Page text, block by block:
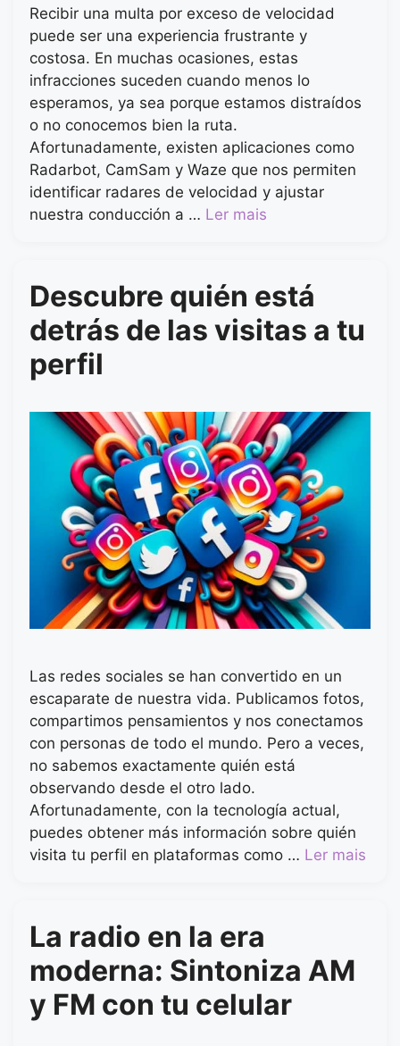
Recibir una multa por exceso de velocidad
puede ser una experiencia frustrante y
costosa. En muchas ocasiones, estas
infracciones suceden cuando menos lo
esperamos, ya sea porque estamos distraídos
o no conocemos bien la ruta.
Afortunadamente, existen aplicaciones como
Radarbot, CamSam y Waze que nos permiten
identificar radares de velocidad y ajustar
nuestra conducción a … Ler mais
Descubre quién está
detrás de las visitas a tu
perfil
Las redes sociales se han convertido en un
escaparate de nuestra vida. Publicamos fotos,
compartimos pensamientos y nos conectamos
con personas de todo el mundo. Pero a veces,
no sabemos exactamente quién está
observando desde el otro lado.
Afortunadamente, con la tecnología actual,
puedes obtener más información sobre quién
visita tu perfil en plataformas como … Ler mais
La radio en la era
moderna: Sintoniza AM
y FM con tu celular